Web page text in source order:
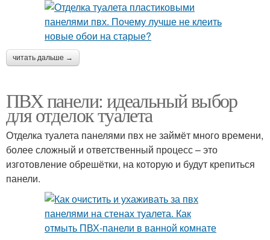
читать дальше →
ПВХ панели: идеальный выбор
для отделок туалета
Отделка туалета панелями пвх не займёт много времени,
более сложный и ответственный процесс – это
изготовление обрешётки, на которую и будут крепиться
панели.